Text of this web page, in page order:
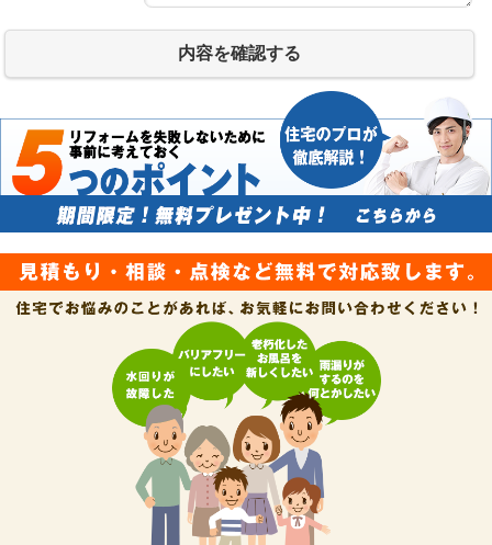
内容を確認する